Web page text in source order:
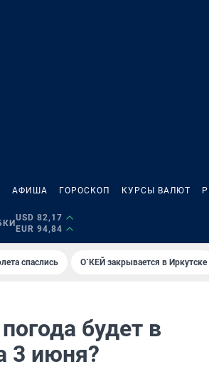
АФИША ГОРОСКОП КУРСЫ ВАЛЮТ
USD 82,17
EUR 94,84
спаслись О`КЕЙ закрывается в Иркутске
будет в
3 июня?